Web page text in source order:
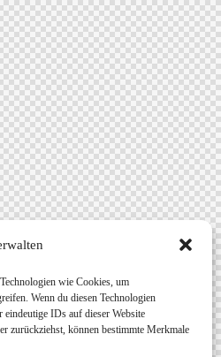
wie Cookies, um
Wenn du diesen Technologien
IDs auf dieser Website
zurückziehst, können bestimmte Merkmale